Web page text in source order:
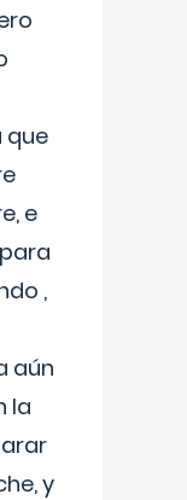
que
e
,
aún
la
y